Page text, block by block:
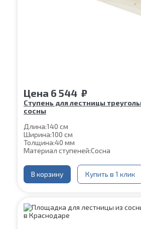
Цена 6 544 ₽
Ступень для лестницы
сосны
Длина:140 см
Ширина:100 см
Толщина:40 мм
Материал ступеней:Сосна
В корзину Купить в 1 клик